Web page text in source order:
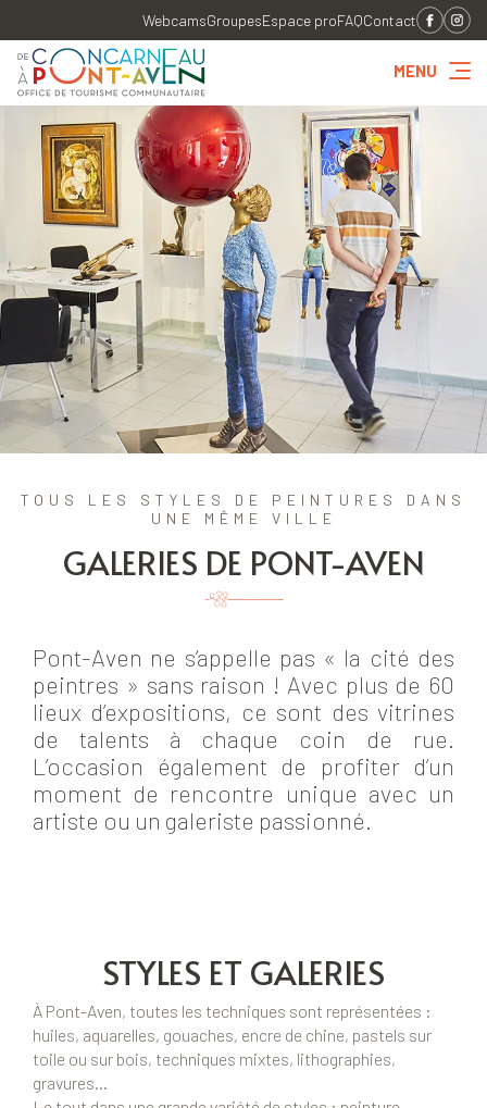
WebcamsGroupesEspace proFAQContact
MENU
TOUS LES STYLES DE PEINTURES DANS
UNE MÊME VILLE
GALERIES DE PONT-AVEN
Pont-Aven ne s’appelle pas « la cité des
peintres » sans raison ! Avec plus de 60
lieux d’expositions, ce sont des vitrines
de talents à chaque coin de rue.
L’occasion également de profiter d’un
moment de rencontre unique avec un
artiste ou un galeriste passionné.
STYLES ET GALERIES
À Pont-Aven, toutes les techniques sont représentées :
huiles, aquarelles, gouaches, encre de chine, pastels sur
toile ou sur bois, techniques mixtes, lithographies,
gravures…